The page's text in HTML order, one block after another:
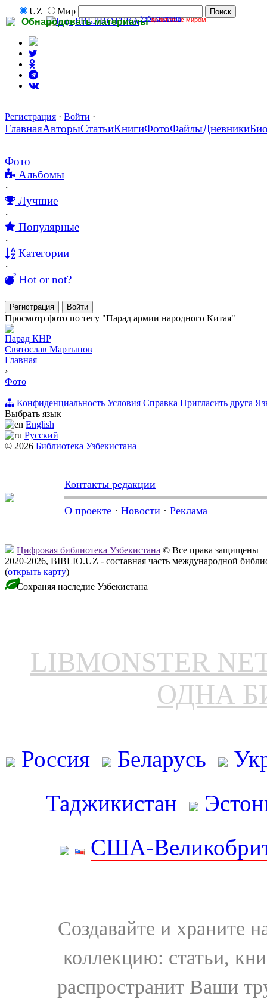
Обнародовать материалы делитесь с миром!
UZ
Мир
БИБЛИОТЕКАУзбекистана
Регистрация · Войти ·
ГлавнаяАвторыСтатьиКнигиФотоФайлыДневники
Фото
Альбомы
·
Лучшие
·
Популярные
·
Категории
·
Hot or not?
Регистрация Войти
Просмотр фото по тегу "Парад армии народного Китая"
Парад КНР
Святослав Мартынов
Главная
›
Фото
Конфиденциальность Условия Справка Пригласить друга
Выбрать язык
English
Русский
© 2026 Библиотека Узбекистана
Контакты редакции
О проекте · Новости · Реклама
Цифровая библиотека Узбекистана © Все права защищены
2020-2026, BIBLIO.UZ - составная часть международной
(открыть карту)
Сохраняя наследие Узбекистана
LIBMONSTER
ОДНА
Россия Беларусь
Таджикистан
США-
Создавайте и храните
коллекцию: статьи,
распространит Ваши